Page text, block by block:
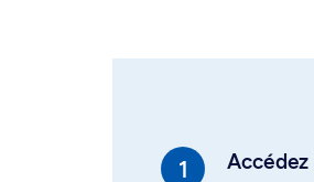
Accédez